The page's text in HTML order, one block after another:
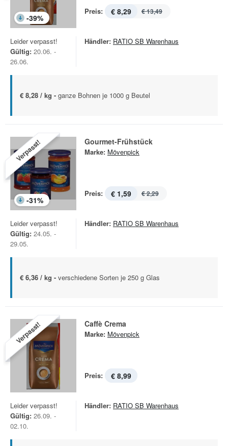
-39%
Preis: € 8,29 € 13,49
Leider verpasst!
Gültig: 20.06. -
26.06.
Händler: RATIO SB Warenhaus
€ 8,28 / kg - ganze Bohnen je 1000 g Beutel
Verpasst!
-31%
Gourmet-Frühstück
Marke: Mövenpick
Preis: € 1,59 € 2,29
Leider verpasst!
Gültig: 24.05. -
29.05.
Händler: RATIO SB Warenhaus
€ 6,36 / kg - verschiedene Sorten je 250 g Glas
Verpasst! Caffè Crema
Marke: Mövenpick
Preis: € 8,99
Leider verpasst!
Gültig: 26.09. -
02.10.
Händler: RATIO SB Warenhaus